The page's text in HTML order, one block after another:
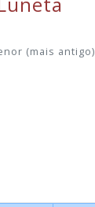
(mais antigo)